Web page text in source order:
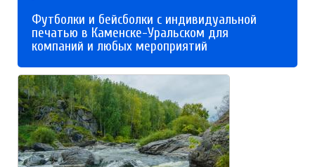
Футболки и бейсболки с индивидуальной
печатью в Каменске-Уральском для
компаний и любых мероприятий